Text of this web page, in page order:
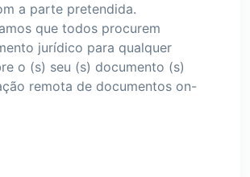
a parte pretendida.
que todos procurem
jurídico para qualquer
o (s) seu (s) documento (s)
remota de documentos on-